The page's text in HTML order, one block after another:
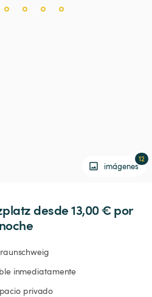
imágenes
12
desde 13,00 € por
noche
inmediatamente
privado